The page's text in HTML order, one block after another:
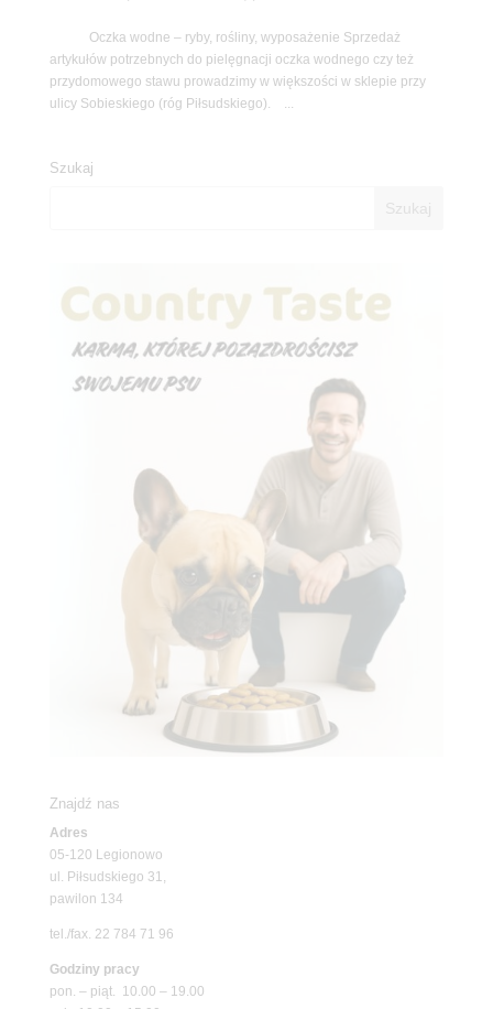
Oczka wodne – ryby, rośliny, wyposażenie Sprzedaż
artykułów potrzebnych do pielęgnacji oczka wodnego czy też
przydomowego stawu prowadzimy w większości w sklepie przy
ulicy Sobieskiego (róg Piłsudskiego). ...
Szukaj
Znajdź nas
Adres
05-120 Legionowo
ul. Piłsudskiego 31,
pawilon 134
tel./fax. 22 784 71 96
Godziny pracy
pon. – piąt. 10.00 – 19.00